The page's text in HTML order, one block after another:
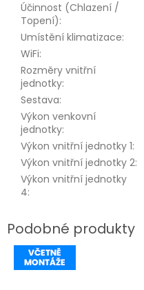
Účinnost (Chlazení /
Topení):
Umístění klimatizace:
WiFi:
Rozměry vnitřní
jednotky:
Sestava:
Výkon venkovní
jednotky:
Výkon vnitřní jednotky 1:
Výkon vnitřní jednotky 2:
Výkon vnitřní jednotky
4: